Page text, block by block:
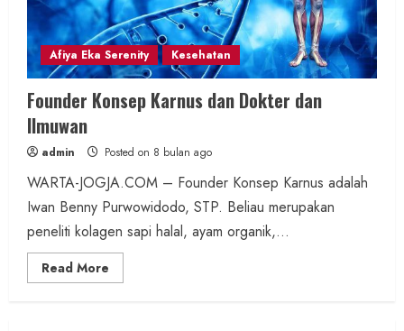
Afiya Eka Serenity Kesehatan
Founder Konsep Karnus dan Dokter dan
Ilmuwan
admin Posted on 8 bulan ago
WARTA-JOGJA.COM – Founder Konsep Karnus adalah
Iwan Benny Purwowidodo, STP. Beliau merupakan
peneliti kolagen sapi halal, ayam organik,...
Read More
more